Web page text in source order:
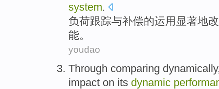
system.
负荷跟踪与补偿的运用 显著地
能。
youdao
Through comparing dynamically
impact on its dynamic